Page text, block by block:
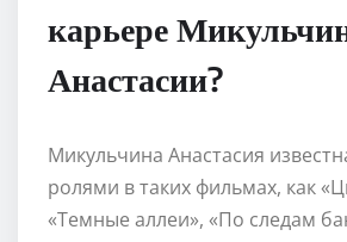
карьере
Анастасии?
Микульчина Анастасия
ролями в таких фильмах, как
«Темные аллеи», «По следам